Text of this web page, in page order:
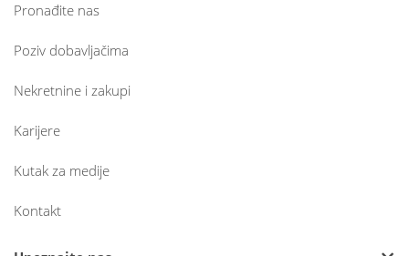
Pronađite nas
Poziv dobavljačima
Nekretnine i zakupi
Karijere
Kutak za medije
Kontakt